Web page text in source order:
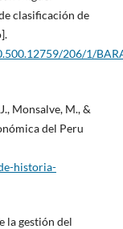
clasificación de
206/1/
Monsalve, M., &
del Peru
historia-
la gestión del